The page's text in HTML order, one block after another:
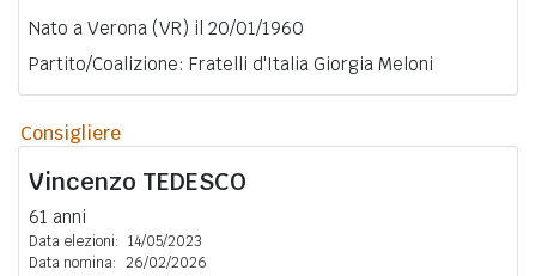
Nato a Verona (VR) il 20/01/1960
Partito/Coalizione: Fratelli d'Italia Giorgia Meloni
Consigliere
Vincenzo TEDESCO
61 anni
Data elezioni: 14/05/2023
Data nomina: 26/02/2026